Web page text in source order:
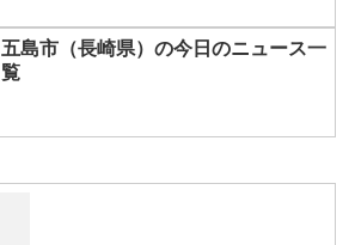
五島市（長崎県）の今日のニュース一
覧